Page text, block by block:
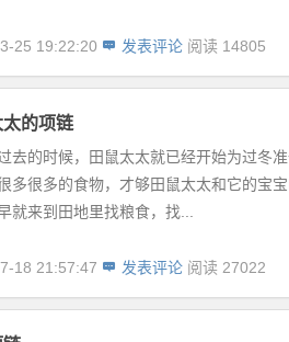
25 19:22:20 发表评论 阅读 14805
太的项链
去的时候，田鼠太太就已经开始为过冬
多很多的食物，才够田鼠太太和它的宝
就来到田地里找粮食，找...
18 21:57:47 发表评论 阅读 27022